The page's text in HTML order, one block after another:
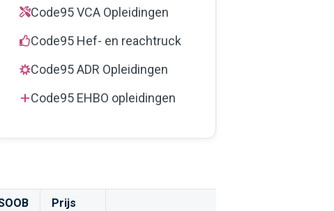
Code95 VCA Opleidingen
Code95 Hef- en reachtruck
Code95 ADR Opleidingen
Code95 EHBO opleidingen
Prijs